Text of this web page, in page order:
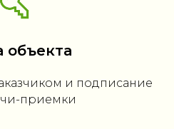
объекта
и подписание
приемки